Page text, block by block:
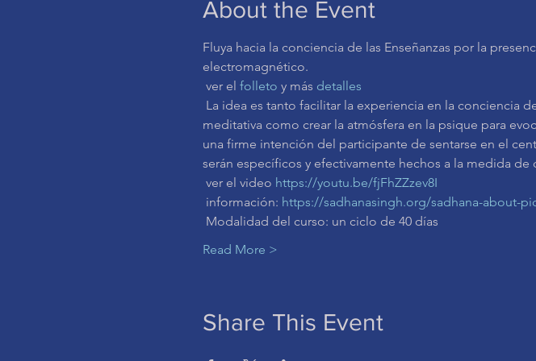
About the Event
Fluya hacia la conciencia de las Enseñanzas por la
electromagnético.
ver el folleto y más detalles
meditativa como crear la atmósfera en la psique para
una firme intención del participante de sentarse en el
serán específicos y efectivamente hechos a la medida
ver el video https://youtu.be/fjFhZZzev8I
información: https://sadhanasingh.org/sadhana-about-
Modalidad del curso: un ciclo de 40 días
Read More >
Share This Event